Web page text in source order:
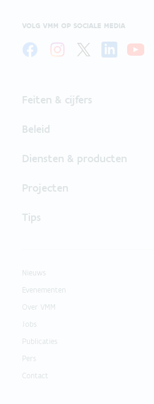
VOLG VMM OP SOCIALE MEDIA
Feiten & cijfers
Beleid
Diensten & producten
Projecten
Tips
Nieuws
Evenementen
Over VMM
Jobs
Publicaties
Pers
Contact